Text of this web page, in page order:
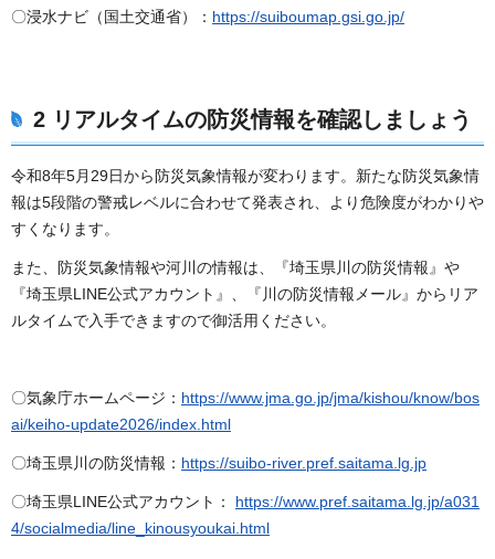
〇浸水ナビ（国土交通省）： https://suiboumap.gsi.go.jp/
2 リアルタイムの防災情報を確認しましょう
令和8年5月29日から防災気象情報が変わります。新たな防災気象情
報は5段階の警戒レベルに合わせて発表され、より危険度がわかりや
すくなります。
また、防災気象情報や河川の情報は、『埼玉県川の防災情報』や
『埼玉県LINE公式アカウント』、『川の防災情報メール』からリア
ルタイムで入手できますので御活用ください。
〇気象庁ホームページ： https://www.jma.go.jp/jma/kishou/know/bos
ai/keiho-update2026/index.html
〇埼玉県川の防災情報： https://suibo-river.pref.saitama.lg.jp
〇埼玉県LINE公式アカウント： https://www.pref.saitama.lg.jp/a031
4/socialmedia/line_kinousyoukai.html